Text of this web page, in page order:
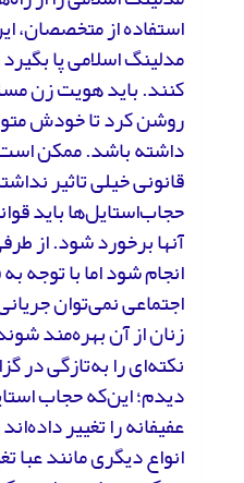
استفاده از متخصصان،
مدلینگ اسلامی پا
کنند. باید هویت زن
روشن کرد تا خودش
داشته باشد. ممکن
قانونی خیلی تاثیر
حجاب‌استایل‌ها باید
آنها برخورد شود. از
انجام شود اما با توجه
اجتماعی نمی‌توان
زنان از آن بهره‌مند
نکته‌ای را به‌تازگی در
دیدم؛ این‌که حجاب
عفیفانه را تغییر
انواع دیگری مانند عبا